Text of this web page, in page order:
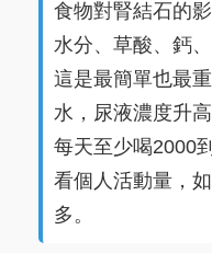
食物對腎結石的
水分、草酸、鈣
這是最簡單也最
水，尿液濃度升
每天至少喝2000
看個人活動量，
多。